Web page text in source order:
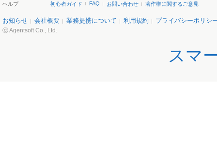
ヘルプ
初心者ガイド FAQ お問い合わせ 著作権に関するご意見
お知らせ 会社概要 業務提携について 利用規約 プライバシーポリシ
ⓒ Agentsoft Co., Ltd.
スマ